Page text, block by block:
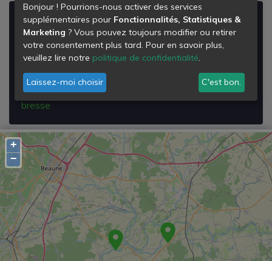
Déchetterie de Saint-martin-en-bresse
Za Quarts
71620
Voir les détails de la
Déchetterie de Saint-martin-en-
bresse
+
−
Bonjour ! Pourrions-nous activer des services
supplémentaires pour Fonctionnalités, Statistiques &
Marketing ? Vous pouvez toujours modifier ou retirer
votre consentement plus tard. Pour en savoir plus,
veuillez lire notre politique de confidentialité.
Laissez-moi choisir C'est bon.